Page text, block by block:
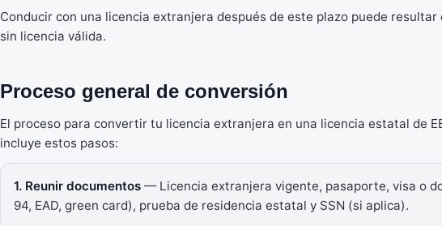
Conducir con una licencia extranjera después de este plazo puede
sin licencia válida.
Proceso general de conversión
El proceso para convertir tu licencia extranjera en una licencia estatal de
incluye estos pasos:
1. Reunir documentos — Licencia extranjera vigente, pasaporte, visa o
94, EAD, green card), prueba de residencia estatal y SSN (si aplica).